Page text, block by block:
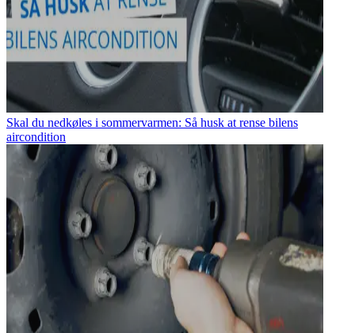
Skal du nedkøles i sommervarmen: Så husk at rense bilens
aircondition